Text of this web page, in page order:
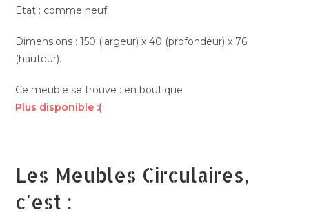
Etat : comme neuf.
Dimensions : 150 (largeur) x 40 (profondeur) x 76
(hauteur).
Ce meuble se trouve : en boutique
Plus disponible :(
Les Meubles Circulaires,
c'est :